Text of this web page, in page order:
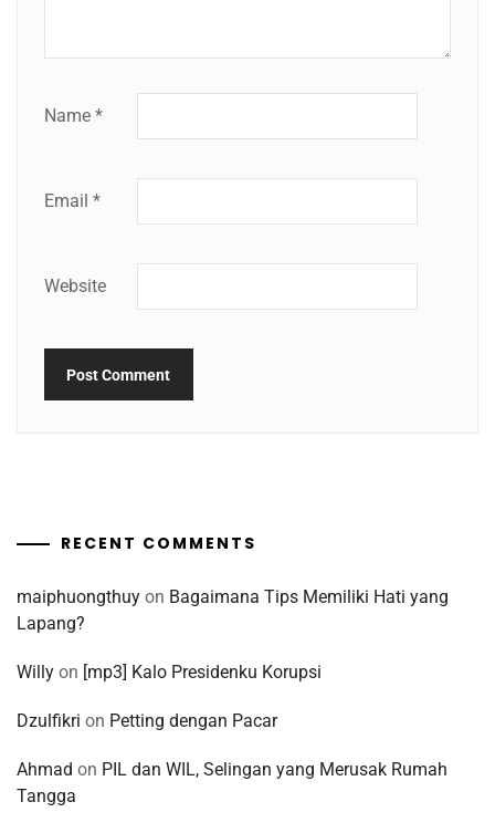
Name *
Email *
Website
RECENT COMMENTS
maiphuongthuy on Bagaimana Tips Memiliki Hati yang
Lapang?
Willy on [mp3] Kalo Presidenku Korupsi
Dzulfikri on Petting dengan Pacar
Ahmad on PIL dan WIL, Selingan yang Merusak Rumah
Tangga